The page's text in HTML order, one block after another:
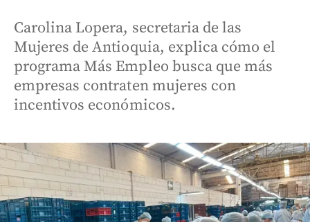
Carolina Lopera, secretaria de las
Mujeres de Antioquia, explica cómo el
programa Más Empleo busca que más
empresas contraten mujeres con
incentivos económicos.